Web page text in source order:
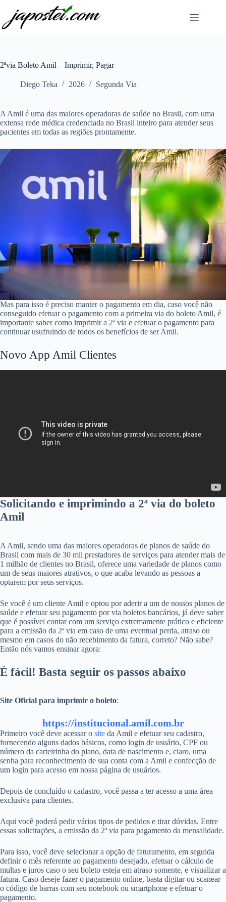
conteúdo
2ªvia Boleto Amil – Imprimir, Pagar
Diego Teka 2026 Segunda Via
A Amil é uma das maiores operadoras de saúde no Brasil, com uma
extensa rede médica credenciada no Brasil inteiro para atender seus
pacientes em todas as regiões prontamente.
Mas para isso é preciso manter o pagamento em dia, caso você não
conseguido efetuar o pagamento com a primeira via do boleto Amil, é
importante saber como imprimir a 2ª via e efetuar o pagamento para
continuar usufruindo de todos os benefícios de ser Amil.
Novo App Amil Clientes
Solicitando e imprimindo a 2ª via do boleto
Amil
A Amil, sendo uma das maiores operadoras de planos de saúde do
Brasil com mais de 30 mil prestadores de serviços para atender mais de
1 milhão de clientes no Brasil, oferece uma variedade de planos como
um de seus maiores atrativos, o que acaba levando as pessoas a
optarem por seus serviços.
Se você é um cliente Amil e optou por aderir a um de nossos planos de
saúde e efetuar seu pagamento por via boletos bancários, já deve saber
que é possível contar com um serviço extremamente prático e eficiente
para a emissão da 2ª via em caso de uma eventual perda, atraso ou
mesmo em casos do não recebimento da fatura, correto? Não sabe?
Então nós vamos ensinar agora:
É fácil! Basta seguir os passos abaixo
Site Oficial para imprimir o boleto:
https://institucional.amil.com.br
Primeiro você deve acessar o site da Amil e efetuar seu cadastro,
fornecendo alguns dados básicos, como login de usuário, CPF ou
número da carteirinha do plano, data de nascimento e, claro, uma
senha para reconhecimento de sua conta com a Amil e confecção de
um login para acesso em nossa página de usuários.
Depois de concluído o cadastro, você passa a ter acesso a uma área
exclusiva para clientes.
Aqui você poderá pedir vários tipos de pedidos e tirar dúvidas. Entre
essas solicitações, a emissão da 2ª via para pagamento da mensalidade.
Para isso, você deve selecionar a opção de faturamento, em seguida
definir o mês referente ao pagamento desejado, efetuar o cálculo de
multas e juros caso o seu boleto esteja em atraso somente, e visualizar a
fatura. Caso deseje fazer o pagamento online, basta digitar ou scanear
o código de barras com seu notebook ou smartphone e efetuar o
pagamento.